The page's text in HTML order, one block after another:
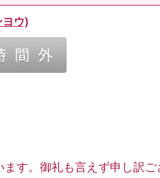
ヨウ)
す。御礼も言えず申し訳ご